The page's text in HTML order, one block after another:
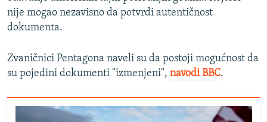
nije mogao nezavisno da potvrdi autentičnost
dokumenta.
Zvaničnici Pentagona naveli su da postoji mogućnost da
su pojedini dokumenti "izmenjeni", navodi BBC.